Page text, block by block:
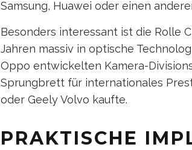
Samsung, Huawei oder einen
Besonders interessant ist die Rolle
Jahren massiv in optische
Oppo entwickelten Kamera-
Sprungbrett für internationales
oder Geely Volvo kaufte.
PRAKTISCHE